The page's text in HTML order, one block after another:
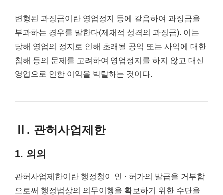
변형된 과징금이란 영업정지 등에 갈음하여 과징금을
부과하는 경우를 말한다(제재적 성격의 과징금). 이는
당해 영업의 정지로 인해 초래될 공익 또는 사익에 대한
침해 등의 문제를 고려하여 영업정지를 하지 않고 대신
영업으로 인한 이익을 박탈하는 것이다.
Ⅱ. 관허사업제한
1. 의의
관허사업제한이란 행정청이 인 · 허가의 발급을 거부함
으로써 행정법상의 의무이행을 확보하기 위한 수단을